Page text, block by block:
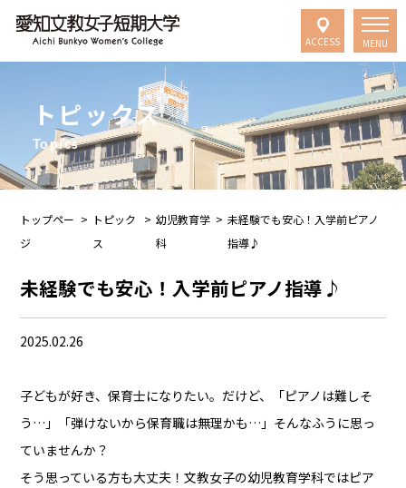
ACCESS
トピックス
Topics
MENU
トップペー
ジ
> トピック
ス
> 幼児教育学
科
> 未経験でも安心！入学前ピアノ
指導♪
未経験でも安心！入学前ピアノ指導♪
2025.02.26
子どもが好き、保育士になりたい。だけど、「ピアノは難しそ
う…」「弾けないから保育職は無理かも…」そんなふうに思っ
ていませんか？
そう思っている方も大丈夫！文教女子の幼児教育学科ではピア